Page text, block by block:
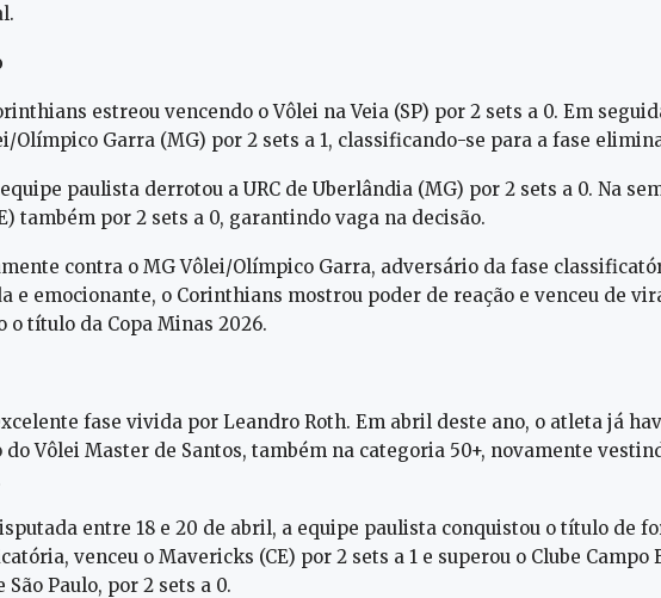
estreou vencendo o Vôlei na Veia (SP) por 2 sets a 0. Em
Olímpico Garra (MG) por 2 sets a 1, classificando-se para a fase
paulista derrotou a URC de Uberlândia (MG) por 2 sets a 0. Na
também por 2 sets a 0, garantindo vaga na decisão.
contra o MG Vôlei/Olímpico Garra, adversário da fase
e emocionante, o Corinthians mostrou poder de reação e venceu de
o título da Copa Minas 2026.
fase vivida por Leandro Roth. Em abril deste ano, o atleta já
do Vôlei Master de Santos, também na categoria 50+, novamente
entre 18 e 20 de abril, a equipe paulista conquistou o título de
venceu o Mavericks (CE) por 2 sets a 1 e superou o Clube Campo
Paulo, por 2 sets a 0.